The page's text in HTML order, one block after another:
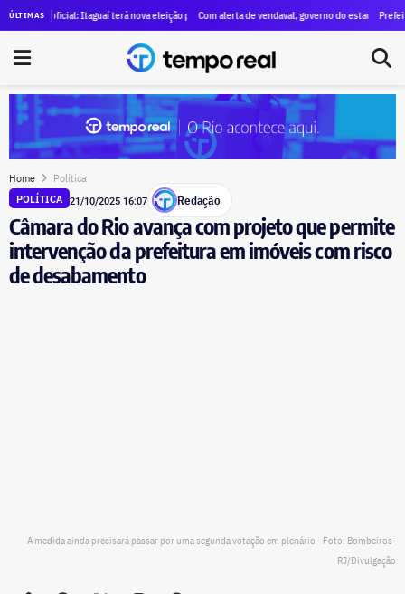
ÚLTIMASAntônio Simões, ex-braço-direito de Nicola Miccione, na Secretaria de Governo
oficial: Itaguaí terá nova eleição para prefeito em 25 de outubro após TSE barrar Rubão
Com alerta de vendaval, governo do estado e prefeituras
Prefeitura do
Home Política
POLÍTICA 21/10/2025 16:07 Redação
Câmara do Rio avança com projeto que permite
intervenção da prefeitura em imóveis com risco
de desabamento
A medida ainda precisará passar por uma segunda votação em plenário - Foto: Bombeiros-
RJ/Divulgação